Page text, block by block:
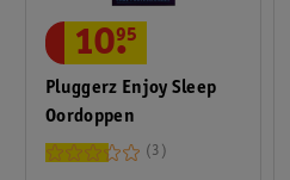
Pluggerz Enjoy Sleep
Oordoppen
10.
95
3